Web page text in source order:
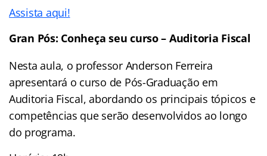
Assista aqui!
Gran Pós: Conheça seu curso – Auditoria Fiscal
Nesta aula, o professor Anderson Ferreira
apresentará o curso de Pós-Graduação em
Auditoria Fiscal, abordando os principais tópicos e
competências que serão desenvolvidos ao longo
do programa.